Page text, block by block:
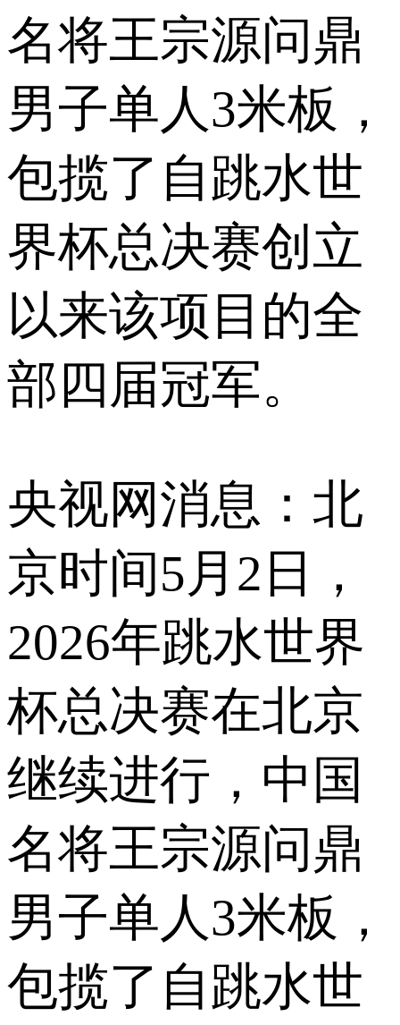
名将王宗源问鼎
男子单人3米板，
包揽了自跳水世
界杯总决赛创立
以来该项目的全
部四届冠军。
央视网消息：北
京时间5月2日，
2026年跳水世界
杯总决赛在北京
继续进行，中国
名将王宗源问鼎
男子单人3米板，
包揽了自跳水世